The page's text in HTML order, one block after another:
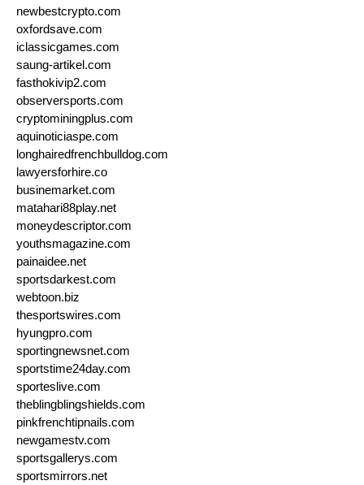
newbestcrypto.com
oxfordsave.com
iclassicgames.com
saung-artikel.com
fasthokivip2.com
observersports.com
cryptominingplus.com
aquinoticiaspe.com
longhairedfrenchbulldog.com
lawyersforhire.co
businemarket.com
matahari88play.net
moneydescriptor.com
youthsmagazine.com
painaidee.net
sportsdarkest.com
webtoon.biz
thesportswires.com
hyungpro.com
sportingnewsnet.com
sportstime24day.com
sporteslive.com
theblingblingshields.com
pinkfrenchtipnails.com
newgamestv.com
sportsgallerys.com
sportsmirrors.net